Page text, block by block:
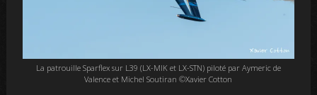
La patrouille Sparflex sur L39 (LX-MIK et LX-STN) piloté par Aymeric de
Valence et Michel Soutiran ©Xavier Cotton